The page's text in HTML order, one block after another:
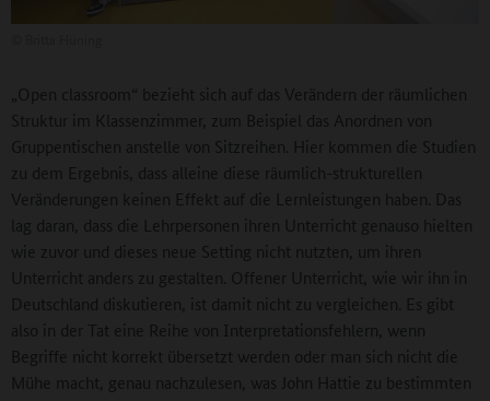
„Open classroom“ bezieht sich auf das Verändern der räumlichen
Struktur im Klassenzimmer, zum Beispiel das Anordnen von
Gruppentischen anstelle von Sitzreihen. Hier kommen die Studien
zu dem Ergebnis, dass alleine diese räumlich-strukturellen
Veränderungen keinen Effekt auf die Lernleistungen haben. Das
lag daran, dass die Lehrpersonen ihren Unterricht genauso hielten
wie zuvor und dieses neue Setting nicht nutzten, um ihren
Unterricht anders zu gestalten. Offener Unterricht, wie wir ihn in
Deutschland diskutieren, ist damit nicht zu vergleichen. Es gibt
also in der Tat eine Reihe von Interpretationsfehlern, wenn
Begriffe nicht korrekt übersetzt werden oder man sich nicht die
Mühe macht, genau nachzulesen, was John Hattie zu bestimmten